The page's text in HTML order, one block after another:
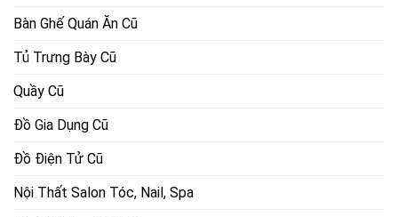
Bàn Ghế Quán Ăn Cũ
Tủ Trưng Bày Cũ
Quầy Cũ
Đồ Gia Dụng Cũ
Đồ Điện Tử Cũ
Nội Thất Salon Tóc, Nail, Spa